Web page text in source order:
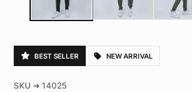
BEST SELLER NEW ARRIVAL
SKU ➜ 14025